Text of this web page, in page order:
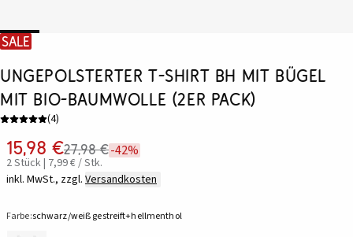
SALE
Ungepolsterter T-Shirt BH mit Bügel
mit Bio-Baumwolle (2er Pack)
(4)
15,98 €27,98 €-42%
2 Stück | 7,99 € / Stk.
inkl. MwSt., zzgl. Versandkosten
Farbe:schwarz/weiß gestreift+hellmenthol